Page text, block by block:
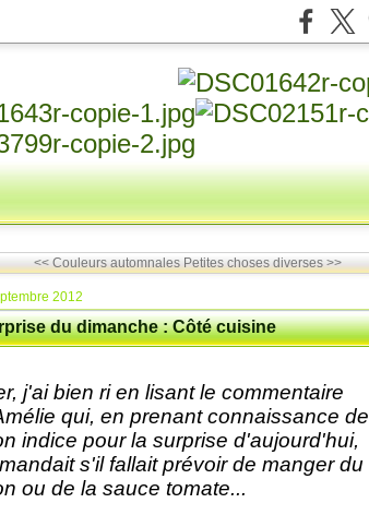
<< Couleurs automnales Petites choses diverses >>
2012
du dimanche : Côté cuisine
j'ai bien ri en lisant le commentaire
qui, en prenant connaissance de
indice pour la surprise d'aujourd'hui,
s'il fallait prévoir de manger du
ou de la sauce tomate...